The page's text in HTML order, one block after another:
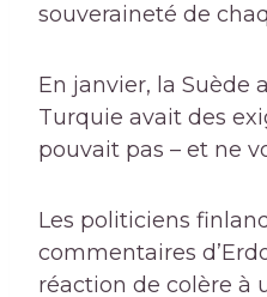
souveraineté de
En janvier, la Suède
Turquie avait des
pouvait pas – et ne
Les politiciens
commentaires
réaction de colère à